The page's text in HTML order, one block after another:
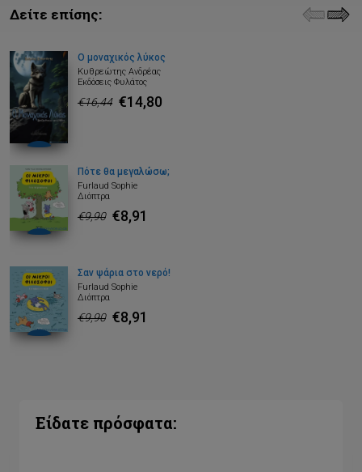
Δείτε επίσης:
Ο μοναχικός λύκος
Κυθρεώτης Ανδρέας
Εκδόσεις Φυλάτος
€16,44 €14,80
Πότε θα μεγαλώσω;
Furlaud Sophie
Διόπτρα
€9,90 €8,91
Σαν ψάρια στο νερό!
Furlaud Sophie
Διόπτρα
€9,90 €8,91
Είδατε πρόσφατα: